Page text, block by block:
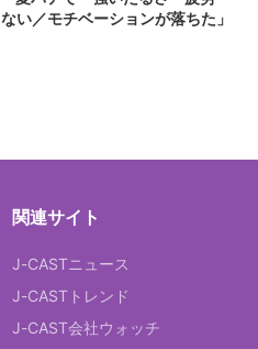
い／モチベーションが落ちた」
関連サイト
J-CASTニュース
J-CASTトレンド
J-CAST会社ウォッチ